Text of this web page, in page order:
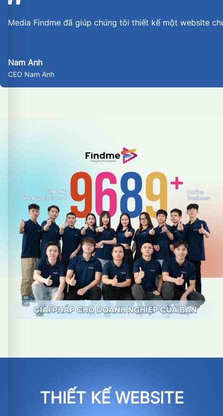
Media Findme đã giúp chúng tôi thiết kế một website
Nam Anh
CEO Nam Anh
THIẾT KẾ WEBSITE